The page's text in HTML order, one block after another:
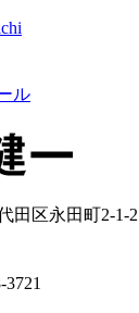
ル
田区永田町2-